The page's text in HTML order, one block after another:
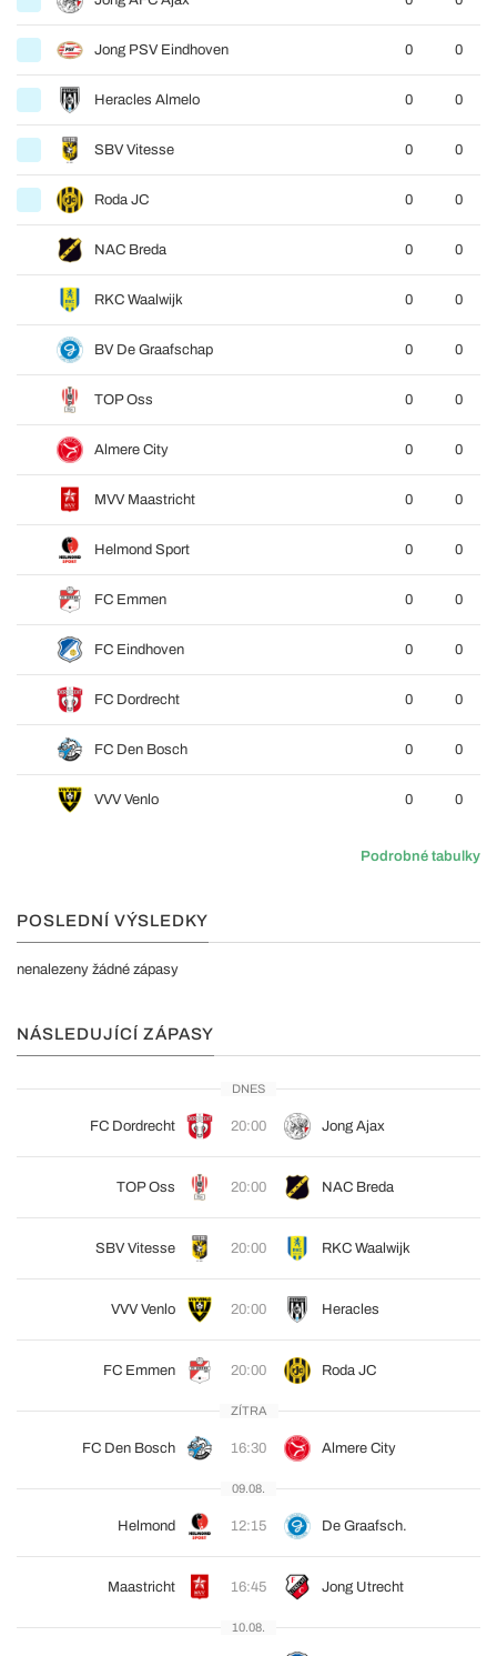
Jong PSV Eindhoven 0 0
Heracles Almelo 0 0
SBV Vitesse 0 0
Roda JC 0 0
NAC Breda 0 0
RKC Waalwijk 0 0
BV De Graafschap 0 0
TOP Oss 0 0
Almere City 0 0
MVV Maastricht 0 0
Helmond Sport 0 0
FC Emmen 0 0
FC Eindhoven 0 0
FC Dordrecht 0 0
FC Den Bosch 0 0
VVV Venlo 0 0
Podrobné tabulky
POSLEDNÍ VÝSLEDKY
nenalezeny žádné zápasy
NÁSLEDUJÍCÍ ZÁPASY
DNES
FC Dordrecht 20:00 Jong Ajax
TOP Oss 20:00 NAC Breda
SBV Vitesse 20:00 RKC Waalwijk
VVV Venlo 20:00 Heracles
FC Emmen 20:00 Roda JC
ZÍTRA
FC Den Bosch 16:30 Almere City
09.08.
Helmond 12:15 De Graafsch.
Maastricht 16:45 Jong Utrecht
10.08.